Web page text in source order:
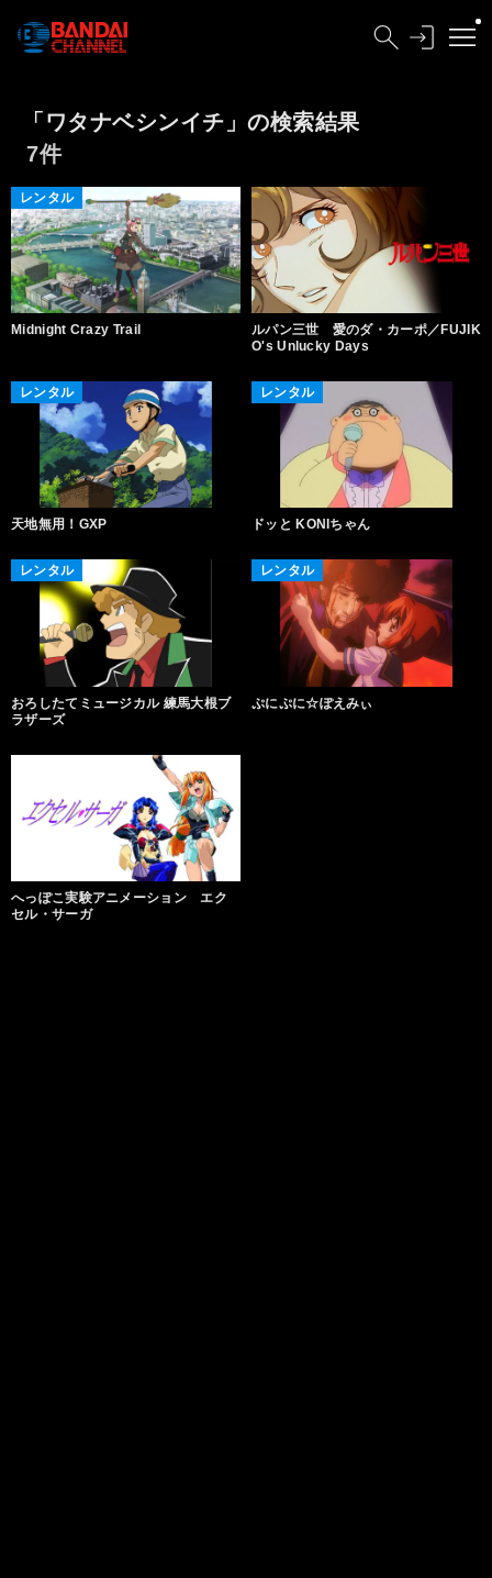
「ワタナベシンイチ」の検索結果
7件
レンタル
Midnight Crazy Trail
ルパン三世 愛のダ・カーポ／FUJIK
O's Unlucky Days
レンタル
天地無用！GXP
レンタル
ドッと KONIちゃん
レンタル
おろしたてミュージカル 練馬大根ブ
ラザーズ
レンタル
ぷにぷに☆ぽえみぃ
へっぽこ実験アニメーション エク
セル・サーガ